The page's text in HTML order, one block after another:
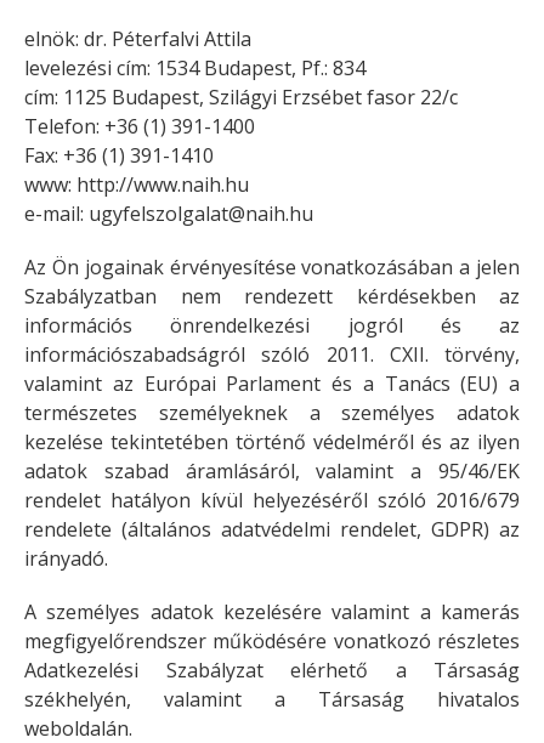
elnök: dr. Péterfalvi Attila
levelezési cím: 1534 Budapest, Pf.: 834
cím: 1125 Budapest, Szilágyi Erzsébet fasor 22/c
Telefon: +36 (1) 391-1400
Fax: +36 (1) 391-1410
www: http://www.naih.hu
e-mail: ugyfelszolgalat@naih.hu
Az Ön jogainak érvényesítése vonatkozásában a jelen
Szabályzatban nem rendezett kérdésekben az
információs önrendelkezési jogról és az
információszabadságról szóló 2011. CXII. törvény,
valamint az Európai Parlament és a Tanács (EU) a
természetes személyeknek a személyes adatok
kezelése tekintetében történő védelméről és az ilyen
adatok szabad áramlásáról, valamint a 95/46/EK
rendelet hatályon kívül helyezéséről szóló 2016/679
rendelete (általános adatvédelmi rendelet, GDPR) az
irányadó.
A személyes adatok kezelésére valamint a kamerás
megfigyelőrendszer működésére vonatkozó részletes
Adatkezelési Szabályzat elérhető a Társaság
székhelyén, valamint a Társaság hivatalos
weboldalán.